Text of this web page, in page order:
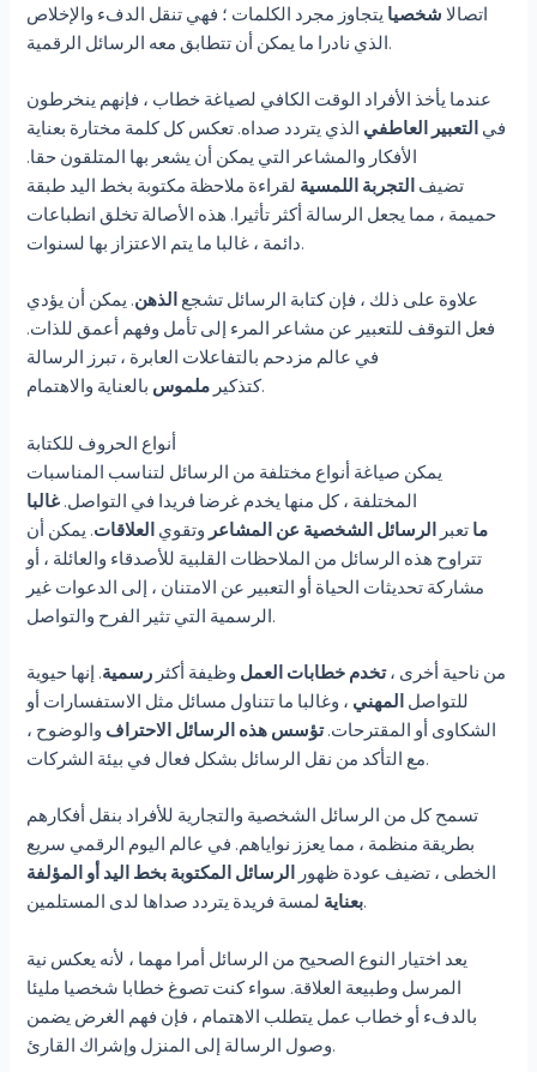
اتصالا شخصيا يتجاوز مجرد الكلمات ؛ فهي تنقل الدفء والإخلاص
الذي نادرا ما يمكن أن تتطابق معه الرسائل الرقمية.
عندما يأخذ الأفراد الوقت الكافي لصياغة خطاب ، فإنهم ينخرطون
في التعبير العاطفي الذي يتردد صداه. تعكس كل كلمة مختارة بعناية
الأفكار والمشاعر التي يمكن أن يشعر بها المتلقون حقا.
تضيف التجربة اللمسية لقراءة ملاحظة مكتوبة بخط اليد طبقة
حميمة ، مما يجعل الرسالة أكثر تأثيرا. هذه الأصالة تخلق انطباعات
دائمة ، غالبا ما يتم الاعتزاز بها لسنوات.
علاوة على ذلك ، فإن كتابة الرسائل تشجع الذهن. يمكن أن يؤدي
فعل التوقف للتعبير عن مشاعر المرء إلى تأمل وفهم أعمق للذات.
في عالم مزدحم بالتفاعلات العابرة ، تبرز الرسالة
كتذكير ملموس بالعناية والاهتمام.
أنواع الحروف للكتابة
يمكن صياغة أنواع مختلفة من الرسائل لتناسب المناسبات
المختلفة ، كل منها يخدم غرضا فريدا في التواصل. غالبا
ما تعبر الرسائل الشخصية عن المشاعر وتقوي العلاقات. يمكن أن
تتراوح هذه الرسائل من الملاحظات القلبية للأصدقاء والعائلة ، أو
مشاركة تحديثات الحياة أو التعبير عن الامتنان ، إلى الدعوات غير
الرسمية التي تثير الفرح والتواصل.
من ناحية أخرى ،تخدم خطابات العمل وظيفة أكثر رسمية. إنها حيوية
للتواصل المهني ، وغالبا ما تتناول مسائل مثل الاستفسارات أو
الشكاوى أو المقترحات.تؤسس هذه الرسائل الاحتراف والوضوح ،
مع التأكد من نقل الرسائل بشكل فعال في بيئة الشركات.
تسمح كل من الرسائل الشخصية والتجارية للأفراد بنقل أفكارهم
بطريقة منظمة ، مما يعزز نواياهم. في عالم اليوم الرقمي سريع
الخطى ، تضيف عودة ظهور
الرسائل المكتوبة بخط اليد أو المؤلفة
بعنايةلمسة فريدة يتردد صداها لدى المستلمين.
يعد اختيار النوع الصحيح من الرسائل أمرا مهما ، لأنه يعكس نية
المرسل وطبيعة العلاقة. سواء كنت تصوغ خطابا شخصيا مليئا
بالدفء أو خطاب عمل يتطلب الاهتمام ، فإن فهم الغرض يضمن
وصول الرسالة إلى المنزل وإشراك القارئ.